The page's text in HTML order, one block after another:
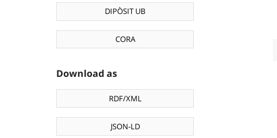
DIPÒSIT UB
CORA
Download as
RDF/XML
JSON-LD